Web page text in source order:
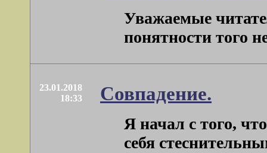
Уважаемые
понятности того
23.01.2018
18:33
Совпадение.
Я начал с того,
себя